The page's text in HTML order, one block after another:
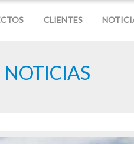
CLIENTES
NOTICIAS